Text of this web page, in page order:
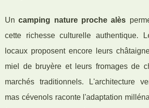
Uncamping nature proche alès
cette richesse culturelle authentique.
locaux proposent encore leurs
miel de bruyère et leurs fromages de
marchés traditionnels. L'architecture
mas cévenols raconte l'adaptation